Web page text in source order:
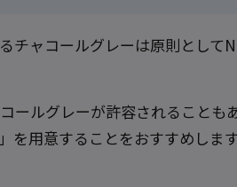
チャコールグレーは原則として
ールグレーが許容されることも
用意することをおすすめします